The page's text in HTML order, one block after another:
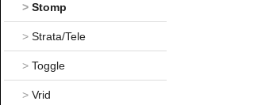
> Stomp
> Strata/Tele
> Toggle
> Vrid